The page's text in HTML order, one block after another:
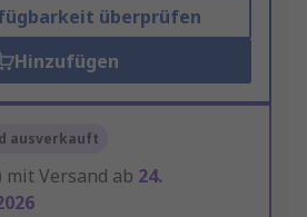
überprüfen
Hinzufügen
ausverkauft
mit Versand ab 24.